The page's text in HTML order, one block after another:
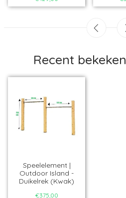
Recent
Speelelement |
Outdoor Island -
Duikelrek (Kwak)
€375,00